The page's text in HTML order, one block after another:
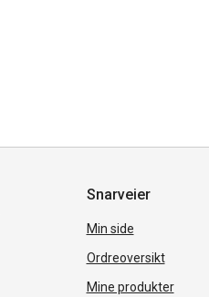
Snarveier
Min side
Ordreoversikt
Mine produkter